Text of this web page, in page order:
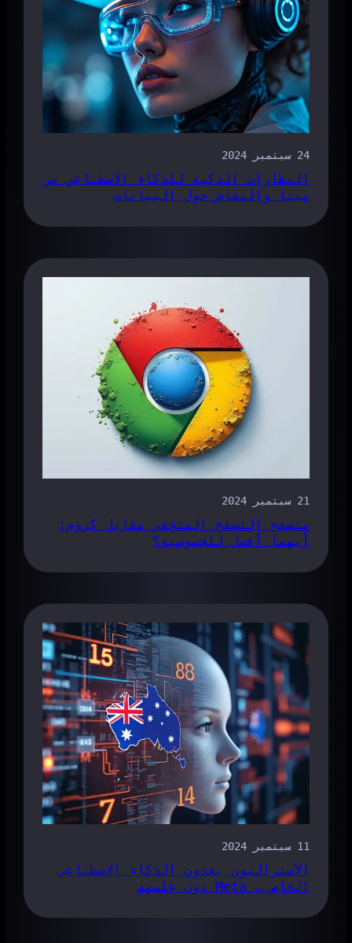
24 سبتمبر 2024
النظارات الذكية للذكاء الاصطناعي من
ميتا والنقاش حول البيانات
21 سبتمبر 2024
متصفح التصفح المتخفي مقابل كروم:
أيهما أفضل للخصوصية؟
11 سبتمبر 2024
الأستراليون يغذون الذكاء الاصطناعي
الخاص ب Meta دون علمهم